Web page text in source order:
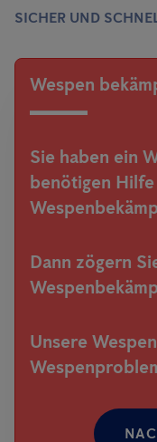
SICHER UND
Wespen
Sie haben ein
benötigen
Dann zögern
Unsere